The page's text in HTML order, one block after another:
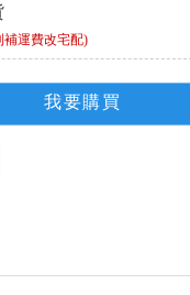
補運費改宅配)